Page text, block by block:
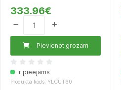
333.96€
Pievienot grozam
Ir pieejams
Produkta kods: YLCUT60